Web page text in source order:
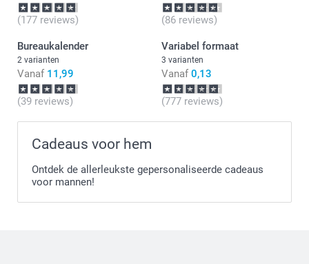
(177 reviews) (86 reviews)
Bureaukalender
2 varianten
Vanaf 11,99
(39 reviews)
Variabel formaat
3 varianten
Vanaf 0,13
(777 reviews)
Cadeaus voor hem
Ontdek de allerleukste gepersonaliseerde cadeaus
voor mannen!